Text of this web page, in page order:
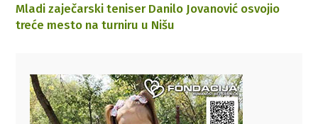
Mladi zaječarski teniser Danilo Jovanović osvojio
treće mesto na turniru u Nišu